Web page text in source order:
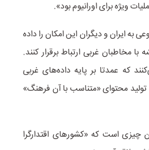
ویژه برای اورانیوم بود».
به ایران و دیگران این امکان را داده
مخاطبان غربی ارتباط برقرار کنند.
که عمدتا بر پایه داده‌های غربی
تولید محتوای «متناسب با آن فرهنگ»
چیزی است که «کشورهای اقتدارگرا